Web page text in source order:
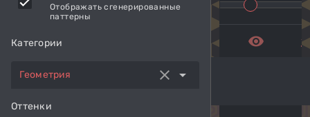
Отображать сгенерированные
паттерны
Категории
Геометрия clear arrow_drop_down
Оттенки
remove_red_eye